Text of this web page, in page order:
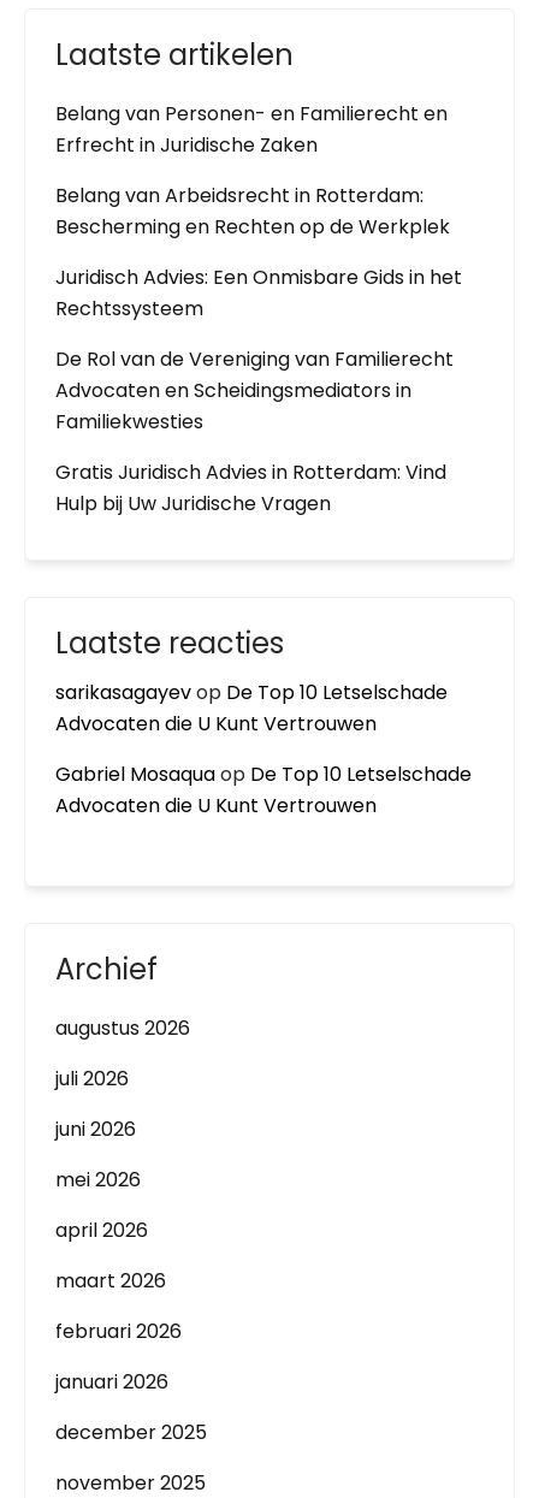
Laatste artikelen
Belang van Personen- en Familierecht en
Erfrecht in Juridische Zaken
Belang van Arbeidsrecht in Rotterdam:
Bescherming en Rechten op de Werkplek
Juridisch Advies: Een Onmisbare Gids in het
Rechtssysteem
De Rol van de Vereniging van Familierecht
Advocaten en Scheidingsmediators in
Familiekwesties
Gratis Juridisch Advies in Rotterdam: Vind
Hulp bij Uw Juridische Vragen
Laatste reacties
sarikasagayevop De Top 10 Letselschade
Advocaten die U Kunt Vertrouwen
Gabriel Mosaquaop De Top 10 Letselschade
Advocaten die U Kunt Vertrouwen
Archief
augustus 2026
juli 2026
juni 2026
mei 2026
april 2026
maart 2026
februari 2026
januari 2026
december 2025
november 2025